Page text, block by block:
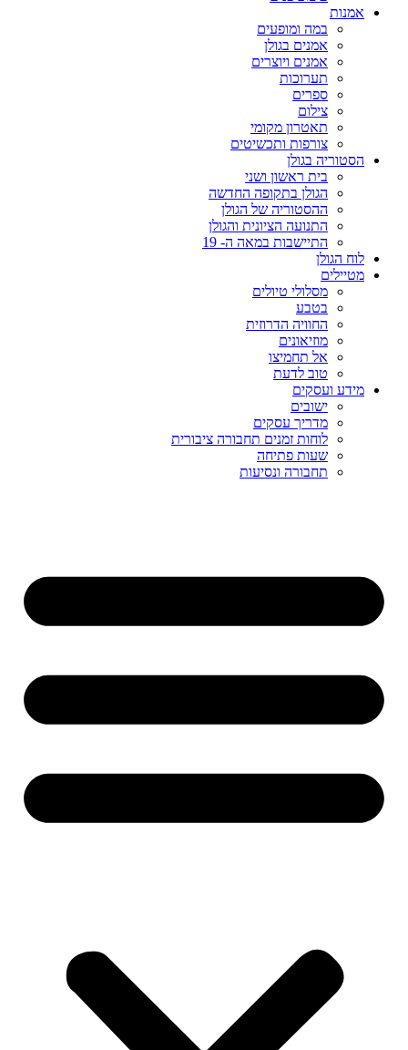
אמנות
במה ומופעים
אמנים בגולן
אמנים ויוצרים
תערוכות
ספרים
צילום
תאטרון מקומי
צורפות ותכשיטים
הסטוריה בגולן
בית ראשון ושני
הגולן בתקופה החדשה
ההסטוריה של הגולן
התנועה הציונית והגולן
התיישבות במאה ה- 19
לוח הגולן
מטיילים
מסלולי טיולים
בטבע
החוויה הדרוזית
מוזיאונים
אל תחמיצו
טוב לדעת
מידע ועסקים
ישובים
מדריך עסקים
לוחות זמנים תחבורה ציבורית
שעות פתיחה
תחבורה ונסיעות